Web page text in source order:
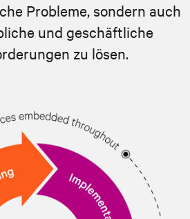
Probleme, sondern auch
und geschäftliche
zu lösen.